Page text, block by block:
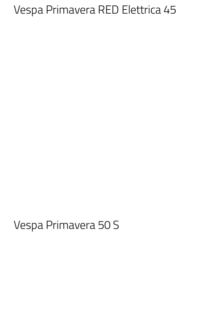
Vespa Primavera RED Elettrica 45
Vespa Primavera 50 S